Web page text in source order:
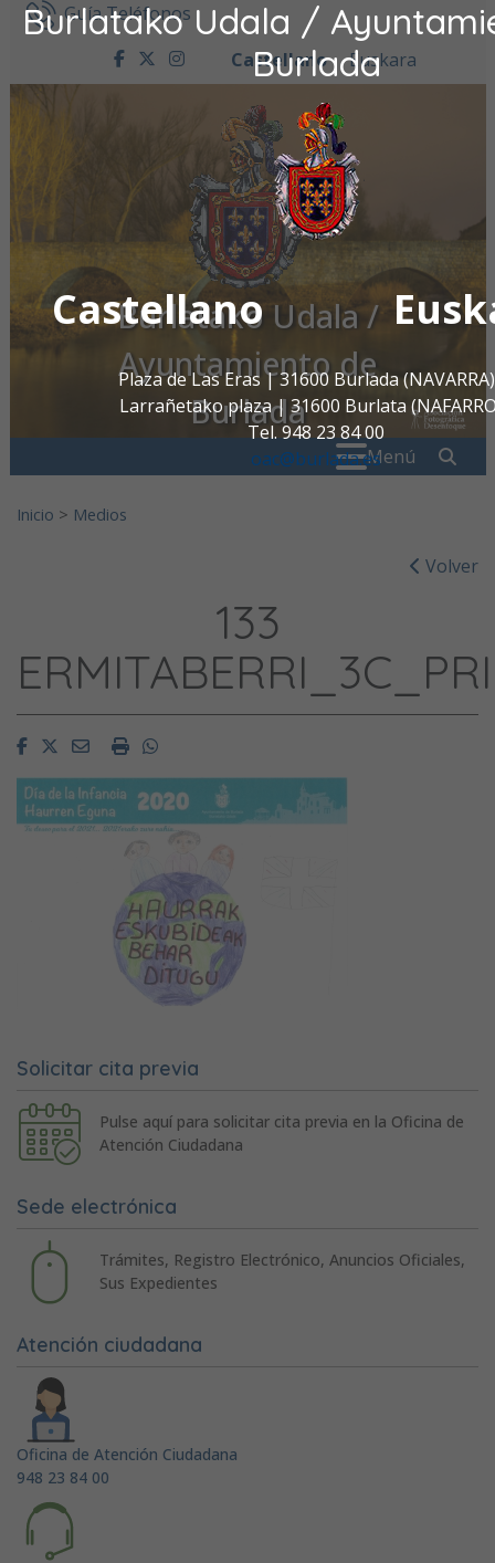
Burlatako Udala /
Burlada
Castellano
Plaza de Las Eras | 31600 Burlada (NAVARRA)
Larrañetako plaza | 31600 Burlata
Tel. 948 23 84 00
oac@burlada.es
Ir al contenidoGuía Teléfonos
facebook
twitter
instagram
Castellano Euskara
Burlatako Udala /
Ayuntamiento de
Burlada
Menú
Inicio > Medios
Volver
133
FacebookTwitterEmailImprimirWhatsapp
Solicitar cita previa
Pulse aquí para solicitar cita previa en la Oficina de
Atención Ciudadana
Sede electrónica
Trámites, Registro Electrónico, Anuncios Oficiales,
Sus Expedientes
Atención ciudadana
Oficina de Atención Ciudadana
948 23 84 00